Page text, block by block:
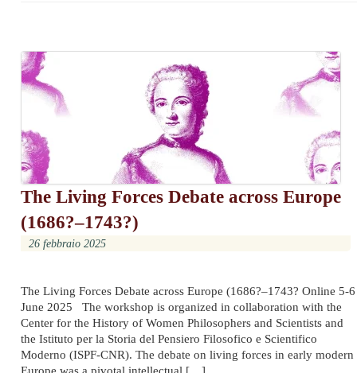
The Living Forces Debate across Europe
(1686?–1743?)
26 febbraio 2025
The Living Forces Debate across Europe (1686?–1743? Online 5-6
June 2025 The workshop is organized in collaboration with the
Center for the History of Women Philosophers and Scientists and
the Istituto per la Storia del Pensiero Filosofico e Scientifico
Moderno (ISPF-CNR). The debate on living forces in early modern